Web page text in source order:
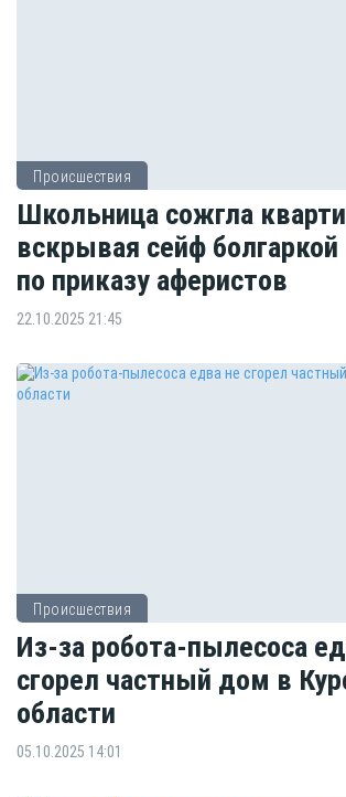
Происшествия
Школьница сожгла
вскрывая сейф болгаркой
по приказу аферистов
22.10.2025 21:45
Происшествия
Из-за робота-пылесоса
сгорел частный дом в
области
05.10.2025 14:01